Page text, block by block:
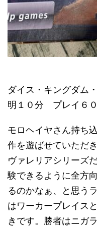
ダイス・キングダ
明１０分 プレイ６
モロヘイヤさん持ち
作を遊ばせていただ
ヴァレリアシリーズ
験できるように全方
るのかなぁ、と思う
はワーカープレイス
きです。勝者はニガ